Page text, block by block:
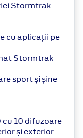
Stormtrak
cu aplicații pe
Stormtrak
sport și șine
cu 10 difuzoare
și exterior